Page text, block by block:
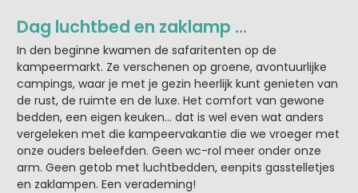
Dag luchtbed en zaklamp …
In den beginne kwamen de safaritenten op de
kampeermarkt. Ze verschenen op groene, avontuurlijke
campings, waar je met je gezin heerlijk kunt genieten van
de rust, de ruimte en de luxe. Het comfort van gewone
bedden, een eigen keuken… dat is wel even wat anders
vergeleken met die kampeervakantie die we vroeger met
onze ouders beleefden. Geen wc-rol meer onder onze
arm. Geen getob met luchtbedden, eenpits gasstelletjes
en zaklampen. Een verademing!